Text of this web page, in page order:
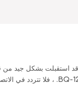
استقبلت بشكل جيد من
BQ-
، فلا تتردد في